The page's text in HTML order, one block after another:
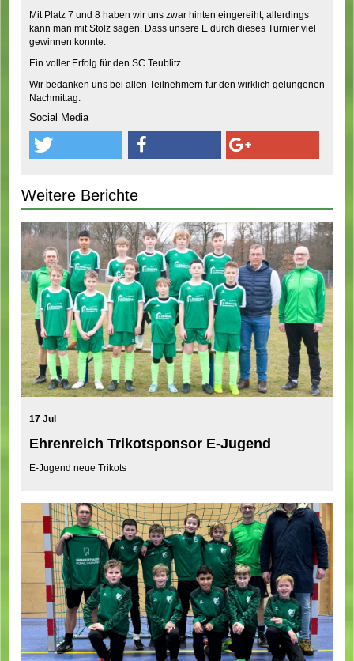
Mit Platz 7 und 8 haben wir uns zwar hinten eingereiht, allerdings
kann man mit Stolz sagen. Dass unsere E durch dieses Turnier viel
gewinnen konnte.
Ein voller Erfolg für den SC Teublitz
Wir bedanken uns bei allen Teilnehmern für den wirklich gelungenen
Nachmittag.
Social Media
Weitere Berichte
17 Jul
Ehrenreich Trikotsponsor E-Jugend
E-Jugend neue Trikots